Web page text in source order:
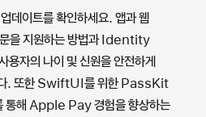
이트를 확인하세요. 앱과 웹
문을 지원하는 방법과 Identity
자의 나이 및 신원을 안전하게
다. 또한 SwiftUI를 위한 PassKit
통해 Apple Pay 경험을 향상하는